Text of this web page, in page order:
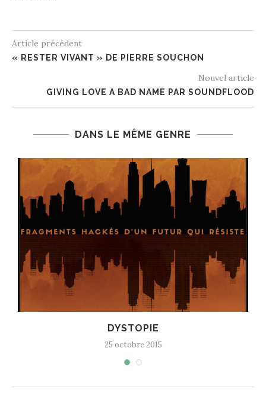
Article précédent
« RESTER VIVANT » DE PIERRE SOUCHON
Nouvel article
GIVING LOVE A BAD NAME PAR SOUNDFLOOD
DANS LE MÊME GENRE
DYSTOPIE
25 octobre 2015